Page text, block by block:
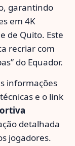
garantindo
em 4K
de Quito. Este
recriar com
do Equador.
informações
e o link
detalhada
jogadores.